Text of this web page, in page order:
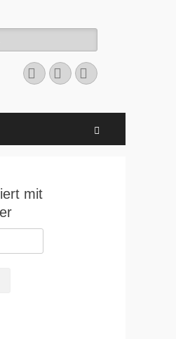
Facebook
E-
Mail
Instagram
mit